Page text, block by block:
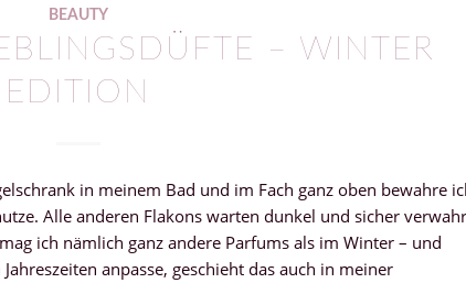
BEAUTY
– WINTER
EDITION
in meinem Bad und im Fach ganz oben bewahre
Alle anderen Flakons warten dunkel und sicher
ich nämlich ganz andere Parfums als im Winter – und
anpasse, geschieht das auch in meiner